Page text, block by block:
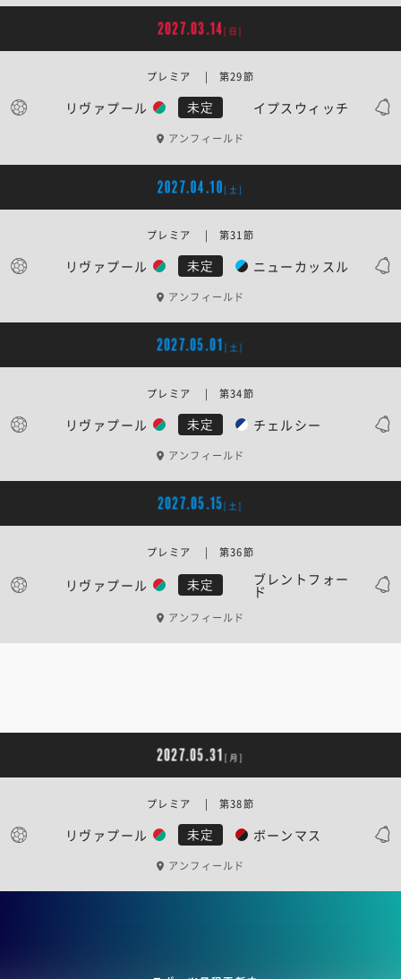
2027.03.14[日]
リヴァプール 未定 イプスウィッチ
プレミア | 第29節
アンフィールド
2027.04.10 [土]
リヴァプール 未定 ニューカッスル
プレミア | 第31節
アンフィールド
2027.05.01 [土]
リヴァプール 未定 チェルシー
プレミア | 第34節
アンフィールド
2027.05.15[土]
リヴァプール 未定 ブレントフォー
ド
プレミア | 第36節
アンフィールド
2027.05.31 [月]
リヴァプール 未定 ボーンマス
プレミア | 第38節
アンフィールド